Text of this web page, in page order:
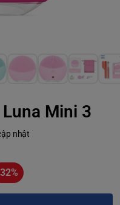
Mini 3
nhật